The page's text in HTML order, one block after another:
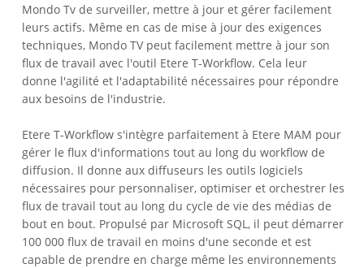
Mondo Tv de surveiller, mettre à jour et gérer facilement
leurs actifs. Même en cas de mise à jour des exigences
techniques, Mondo TV peut facilement mettre à jour son
flux de travail avec l'outil Etere T-Workflow. Cela leur
donne l'agilité et l'adaptabilité nécessaires pour répondre
aux besoins de l'industrie.
Etere T-Workflow s'intègre parfaitement à Etere MAM pour
gérer le flux d'informations tout au long du workflow de
diffusion. Il donne aux diffuseurs les outils logiciels
nécessaires pour personnaliser, optimiser et orchestrer les
flux de travail tout au long du cycle de vie des médias de
bout en bout. Propulsé par Microsoft SQL, il peut démarrer
100 000 flux de travail en moins d'une seconde et est
capable de prendre en charge même les environnements